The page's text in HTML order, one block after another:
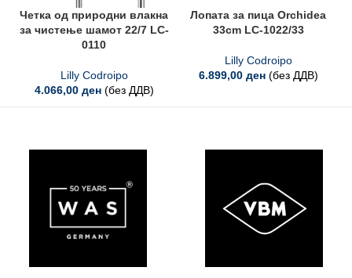
Четка од природни влакна
за чистење шамот 22/7 LC-
0110
Lilly Codroipo
4.066,00 ден (без ДДВ)
Лопата за пица Orchidea
33cm LC-1022/33
Lilly Codroipo
6.899,00 ден (без ДДВ)